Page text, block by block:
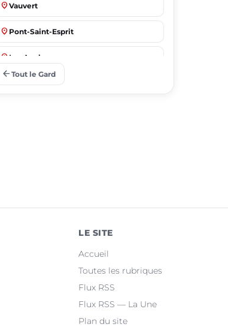
place Vauvert
place Pont-Saint-Esprit
place Les Angles
Saint-Christol-lez-Alès
arrow_back Tout le Gard
LE SITE
Accueil
Toutes les rubriques
Flux RSS
Flux RSS — La Une
Plan du site